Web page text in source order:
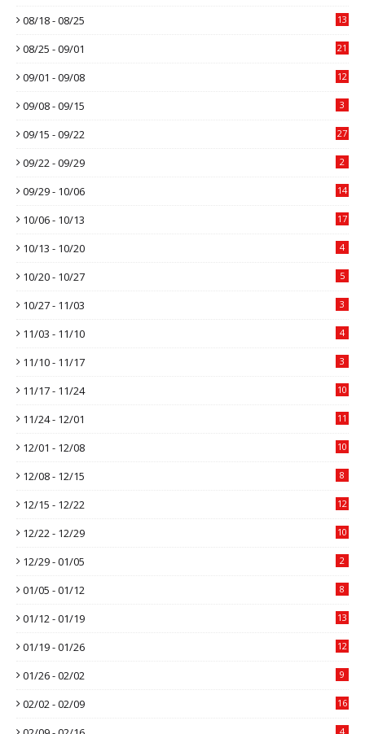
08/18 - 08/25 13
08/25 - 09/01 21
09/01 - 09/08 12
09/08 - 09/15 3
09/15 - 09/22 27
09/22 - 09/29 2
09/29 - 10/06 14
10/06 - 10/13 17
10/13 - 10/20 4
10/20 - 10/27 5
10/27 - 11/03 3
11/03 - 11/10 4
11/10 - 11/17 3
11/17 - 11/24 10
11/24 - 12/01 11
12/01 - 12/08 10
12/08 - 12/15 8
12/15 - 12/22 12
12/22 - 12/29 10
12/29 - 01/05 2
01/05 - 01/12 8
01/12 - 01/19 13
01/19 - 01/26 12
01/26 - 02/02 9
02/02 - 02/09 16
4